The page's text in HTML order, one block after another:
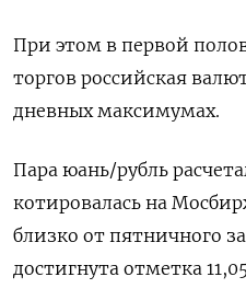
При этом в первой
торгов российская
дневных максимумах.
Пара юань/рубль
котировалась на
близко от пятничного
достигнута отметка